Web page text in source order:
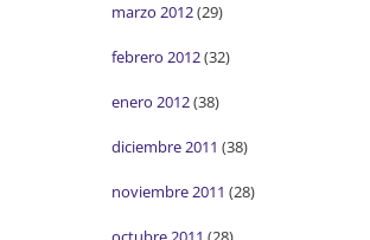
marzo 2012(29)
febrero 2012(32)
enero 2012(38)
diciembre 2011 (38)
noviembre 2011 (28)